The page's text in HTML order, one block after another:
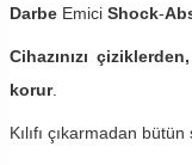
Darbe Emici Shock-
Cihazınızı
korur.
Kılıfı çıkarmadan